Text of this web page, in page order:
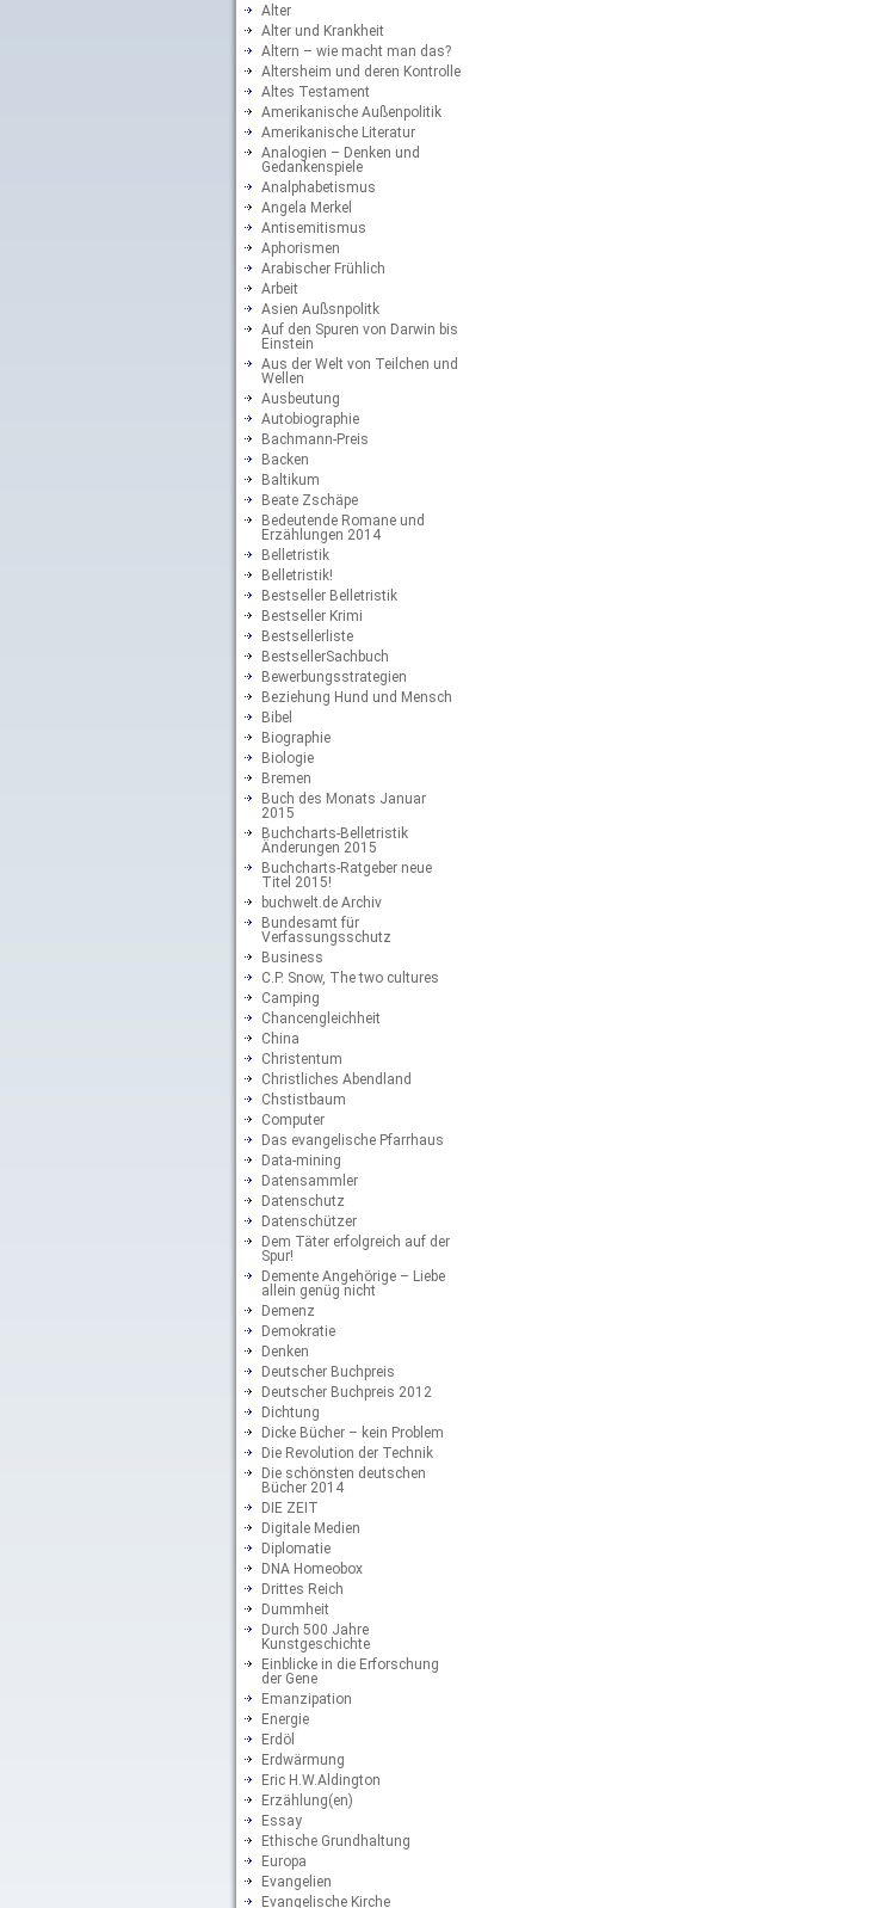
Alter
Alter und Krankheit
Altern – wie macht man das?
Altersheim und deren Kontrolle
Altes Testament
Amerikanische Außenpolitik
Amerikanische Literatur
Analogien – Denken und
Gedankenspiele
Analphabetismus
Angela Merkel
Antisemitismus
Aphorismen
Arabischer Frühlich
Arbeit
Asien Außsnpolitk
Auf den Spuren von Darwin bis
Einstein
Aus der Welt von Teilchen und
Wellen
Ausbeutung
Autobiographie
Bachmann-Preis
Backen
Baltikum
Beate Zschäpe
Bedeutende Romane und
Erzählungen 2014
Belletristik
Belletristik!
Bestseller Belletristik
Bestseller Krimi
Bestsellerliste
BestsellerSachbuch
Bewerbungsstrategien
Beziehung Hund und Mensch
Bibel
Biographie
Biologie
Bremen
Buch des Monats Januar
2015
Buchcharts-Belletristik
Änderungen 2015
Buchcharts-Ratgeber neue
Titel 2015!
buchwelt.de Archiv
Bundesamt für
Verfassungsschutz
Business
C.P. Snow, The two cultures
Camping
Chancengleichheit
China
Christentum
Christliches Abendland
Chstistbaum
Computer
Das evangelische Pfarrhaus
Data-mining
Datensammler
Datenschutz
Datenschützer
Dem Täter erfolgreich auf der
Spur!
Demente Angehörige – Liebe
allein genüg nicht
Demenz
Demokratie
Denken
Deutscher Buchpreis
Deutscher Buchpreis 2012
Dichtung
Dicke Bücher – kein Problem
Die Revolution der Technik
Die schönsten deutschen
Bücher 2014
DIE ZEIT
Digitale Medien
Diplomatie
DNA Homeobox
Drittes Reich
Dummheit
Durch 500 Jahre
Kunstgeschichte
Einblicke in die Erforschung
der Gene
Emanzipation
Energie
Erdöl
Erdwärmung
Eric H.W.Aldington
Erzählung(en)
Essay
Ethische Grundhaltung
Europa
Evangelien
Evangelische Kirche